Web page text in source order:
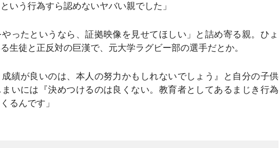
いう行為すら認めないヤバい親でした」
やったというなら、証拠映像を見せてほしい」と詰め寄る親。ひょ
生徒と正反対の巨漢で、元大学ラグビー部の選手だとか。
成績が良いのは、本人の努力かもしれないでしょう』と自分の子供
いには『決めつけるのは良くない。教育者としてあるまじき行為
るんです」